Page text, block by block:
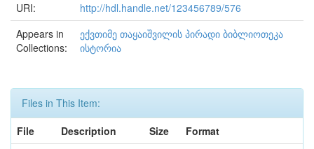
URI:
http://hdl.handle.net/123456789/576
Appears in
Collections:
ექვთიმე თაყაიშვილის პირადი ბიბლიოთეკა
ისტორია
Files in This Item:
File
Description Size
Format